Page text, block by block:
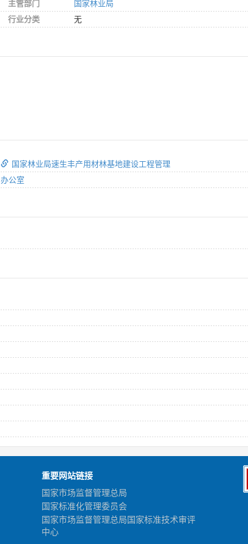
主管部门
国家林业局
行业分类
无
国家林业局速生丰产用材林基地建设工程管理
办公室
重要网站链接
国家市场监督管理总局
国家标准化管理委员会
国家市场监督管理总局国家标准技术审评
中心